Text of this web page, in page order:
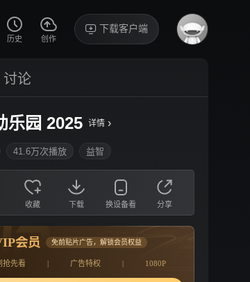
历史 创作
下载客户端
讨论
乐园 2025 详情 ›
41.6万次播放 益智
收藏 下载 换设备看 分享
会员 免前贴片广告，解锁会员权益
抢先看 | 广告特权 | 1080P